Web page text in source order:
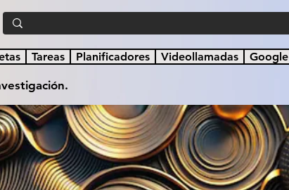
Tareas Planificadores Videollamadas Google